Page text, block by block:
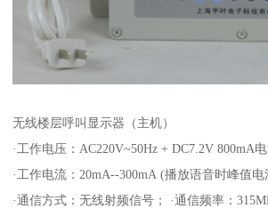
无线楼层呼叫显示器（主机）
·工作电压：AC220V~50Hz + DC7.2V 800mA
·工作电流：20mA--300mA (播放语音时峰值电
·通信方式：无线射频信号； ·通信频率：